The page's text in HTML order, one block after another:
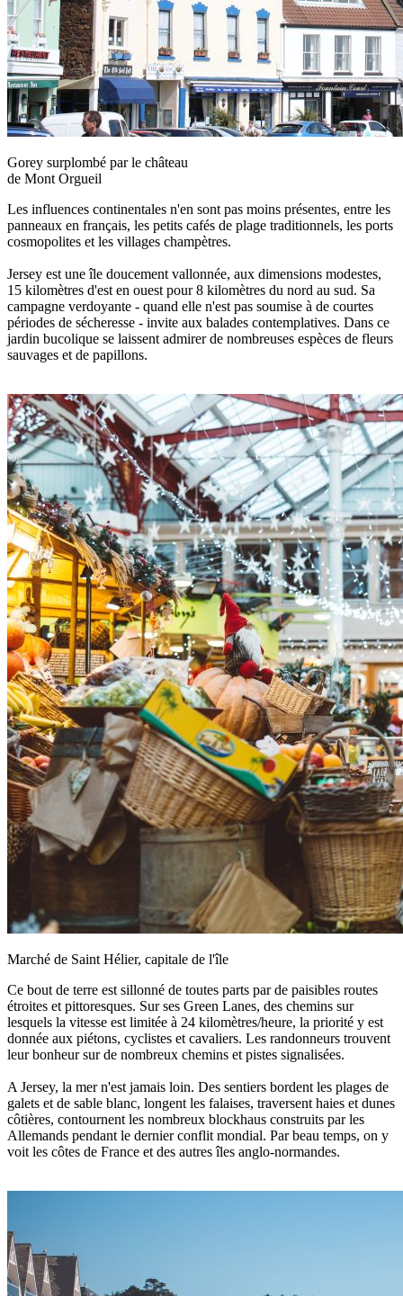
Gorey surplombé par le château
de Mont Orgueil
Les influences continentales n'en sont pas moins présentes, entre les
panneaux en français, les petits cafés de plage traditionnels, les ports
cosmopolites et les villages champètres.
Jersey est une île doucement vallonnée, aux dimensions modestes,
15 kilomètres d'est en ouest pour 8 kilomètres du nord au sud. Sa
campagne verdoyante - quand elle n'est pas soumise à de courtes
périodes de sécheresse - invite aux balades contemplatives. Dans ce
jardin bucolique se laissent admirer de nombreuses espèces de fleurs
sauvages et de papillons.
Marché de Saint Hélier, capitale de l'île
Ce bout de terre est sillonné de toutes parts par de paisibles routes
étroites et pittoresques. Sur ses Green Lanes, des chemins sur
lesquels la vitesse est limitée à 24 kilomètres/heure, la priorité y est
donnée aux piétons, cyclistes et cavaliers. Les randonneurs trouvent
leur bonheur sur de nombreux chemins et pistes signalisées.
A Jersey, la mer n'est jamais loin. Des sentiers bordent les plages de
galets et de sable blanc, longent les falaises, traversent haies et dunes
côtières, contournent les nombreux blockhaus construits par les
Allemands pendant le dernier conflit mondial. Par beau temps, on y
voit les côtes de France et des autres îles anglo-normandes.